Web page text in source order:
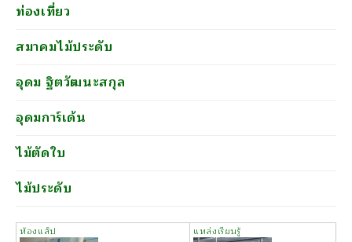
ท่องเที่ยว
สมาคมไม้ประดับ
อุดม ฐิตวัฒนะสกุล
อุดมการ์เด้น
ไม้ตัดใบ
ไม้ประดับ
ห้องแล็ป แหล่งเรียนรู้